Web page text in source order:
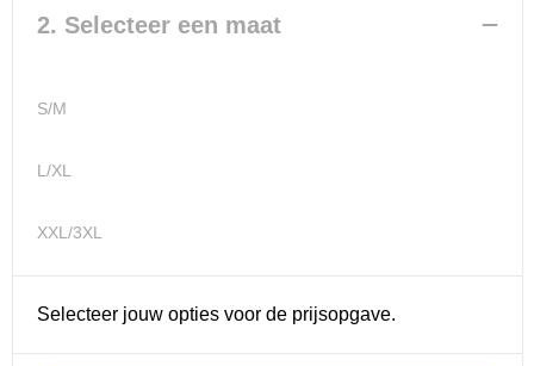
Goodiebags
2. Selecteer een maat
S/M
L/XL
XXL/3XL
Selecteer jouw opties voor de prijsopgave.